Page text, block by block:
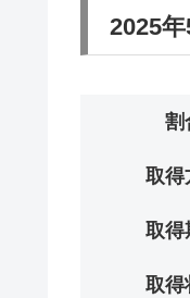
2025
割
取得
取得
取得